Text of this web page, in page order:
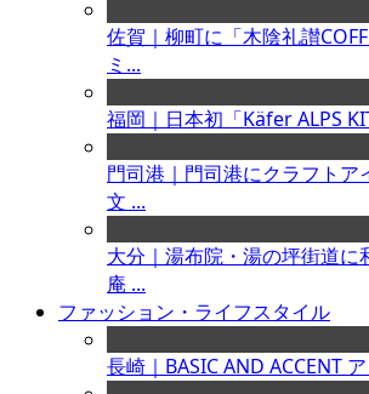
佐賀｜柳町に「木陰礼讃
ミ...
福岡｜日本初「Käfer ALPS
門司港｜門司港にクラフトア
文 ...
大分｜湯布院・湯の坪街道に
庵 ...
ファッション・ライフスタイル
長崎｜BASIC AND ACCENT